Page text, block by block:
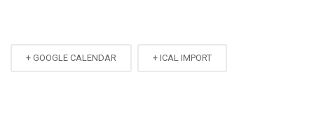
+ GOOGLE CALENDAR + ICAL IMPORT